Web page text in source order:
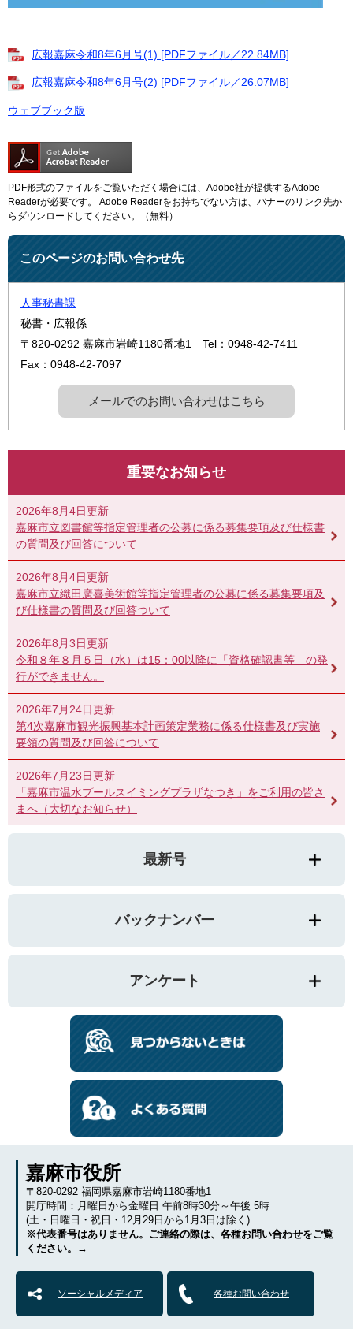
広報嘉麻令和8年6月号(1) [PDFファイル／22.84MB]
広報嘉麻令和8年6月号(2) [PDFファイル／26.07MB]
ウェブブック版
PDF形式のファイルをご覧いただく場合には、Adobe社が提供するAdobe
Readerが必要です。
Adobe Readerをお持ちでない方は、バナーのリンク先か
らダウンロードしてください。（無料）
このページのお問い合わせ先
人事秘書課
秘書・広報係
〒820-0292 嘉麻市岩崎1180番地1
Tel：0948-42-7411
Fax：0948-42-7097
メールでのお問い合わせはこちら
重要なお知らせ
2026年8月4日更新
嘉麻市立図書館等指定管理者の公募に係る募集要項及び仕様書
の質問及び回答について
2026年8月4日更新
嘉麻市立織田廣喜美術館等指定管理者の公募に係る募集要項及
び仕様書の質問及び回答ついて
2026年8月3日更新
令和８年８月５日（水）は15：00以降に「資格確認書等」の発
行ができません。
2026年7月24日更新
第4次嘉麻市観光振興基本計画策定業務に係る仕様書及び実施
要領の質問及び回答について
2026年7月23日更新
「嘉麻市温水プールスイミングプラザなつき」をご利用の皆さ
まへ（大切なお知らせ）
最新号
バックナンバー
アンケート
嘉麻市役所
〒820-0292 福岡県嘉麻市岩崎1180番地1
開庁時間：月曜日から金曜日 午前8時30分～午後 5時
(土・日曜日・祝日・12月29日から1月3日は除く)
※代表番号はありません。ご連絡の際は、各種お問い合わせをご覧
ください。→
ソーシャルメディア 各種お問い合わせ